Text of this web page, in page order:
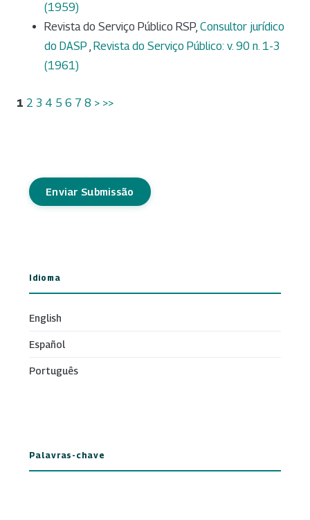
(1959)
Revista do Serviço Público RSP, Consultor jurídico
do DASP , Revista do Serviço Público: v. 90 n. 1-3
(1961)
1 2 3 4 5 6 7 8 > >>
Enviar Submissão
Idioma
English
Español
Português
Palavras-chave